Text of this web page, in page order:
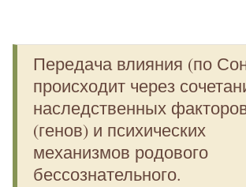
Передача влияния (по
происходит через
наследственных
(генов) и психических
механизмов родового
бессознательного.